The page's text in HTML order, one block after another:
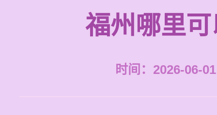
福州哪里
时间：2026-06-